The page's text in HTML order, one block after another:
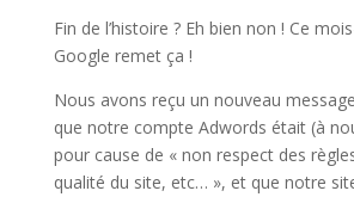
Fin de l’histoire ? Eh bien non ! Ce
Google remet ça !
Nous avons reçu un nouveau
que notre compte Adwords était (à
pour cause de « non respect des
qualité du site, etc… », et que notre